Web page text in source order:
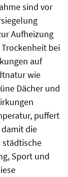
sind vor
Aufheizung
bei
auf
wie
Dächer und
puffert
die
Sport und